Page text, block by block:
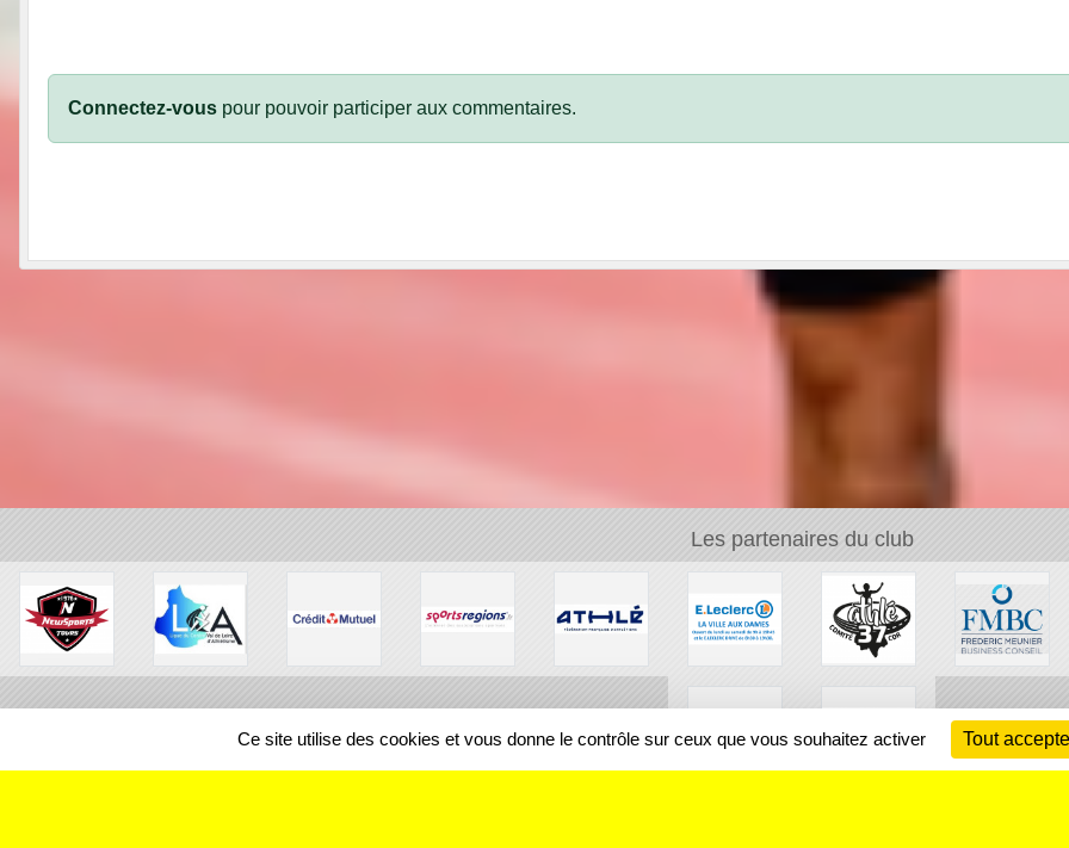
Connectez-vous pour pouvoir participer aux commentaires.
Les partenaires du club
Ce site utilise des cookies et vous donne le contrôle sur ceux que vous souhaitez activer Tout